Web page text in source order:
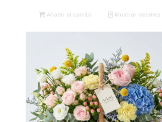
Añadir al carrito Mostrar detalles